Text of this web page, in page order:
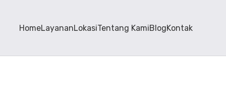
HomeLayananLokasiTentang KamiBlogKontak